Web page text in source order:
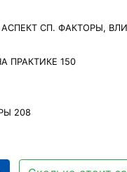
АСПЕКТ СП. ФАКТОРЫ,
ПРАКТИКЕ 150
208